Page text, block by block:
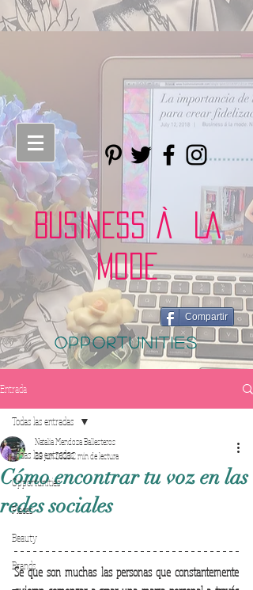
BUSINESS À LA
MODE
Compartir
opportunities
Entrada
Todas las entradas
Opportunities
Places
Beauty
Brands
Todas las entradas
Cómo encontrar tu voz en las
redes sociales
Natalia Mendoza Ballesteros
29 jun 20232 min de lectura
Se que son muchas las personas que constantemente